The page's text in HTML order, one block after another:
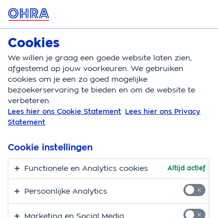
MENU
Zorgverzekering
Zorgverzekering Vergoeding Elastische kousen
Vergoeding elastische
kousen en de aan- en
uittrekhulp
Een elastische kous is een steunkous die druk geeft op
het been. De elastische kous is voor mensen met
klachten aan hun benen, bijvoorbeeld spataderen of
informatie over de vergoeding voor elastische kousen
Cookies
We willen je graag een goede website laten zien,
afgestemd op jouw voorkeuren. We gebruiken
cookies om je een zo goed mogelijke
bezoekerservaring te bieden en om de website te
verbeteren.
Lees hier ons Cookie Statement Lees hier ons Privacy
Statement
Cookie instellingen
Functionele en Analytics cookies Altijd actief
Persoonlijke Analytics
Marketing en Social Media